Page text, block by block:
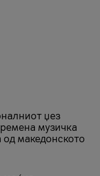
џез
музичка
македонското